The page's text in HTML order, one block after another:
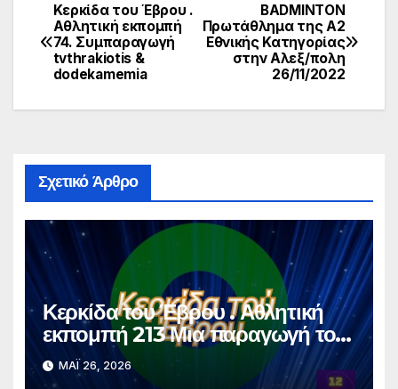
Πλοήγηση
άρθρων
BADMINTON
Πρωτάθλημα της Α2
Εθνικής Κατηγορίας
στην Αλεξ/πολη
26/11/2022
Κερκίδα του Έβρου .
Αθλητική εκπομπή
74. Συμπαραγωγή
tvthrakiotis &
dodekamemia
Σχετικό Άρθρο
Κερκίδα του Έβρου . Αθλητική
εκπομπή 213 Μια παραγωγή του
dodekamemia Video Pro
ΜΆΙ 26, 2026